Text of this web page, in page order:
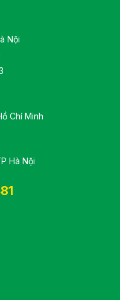
Nội
Chí Minh
Hà Nội